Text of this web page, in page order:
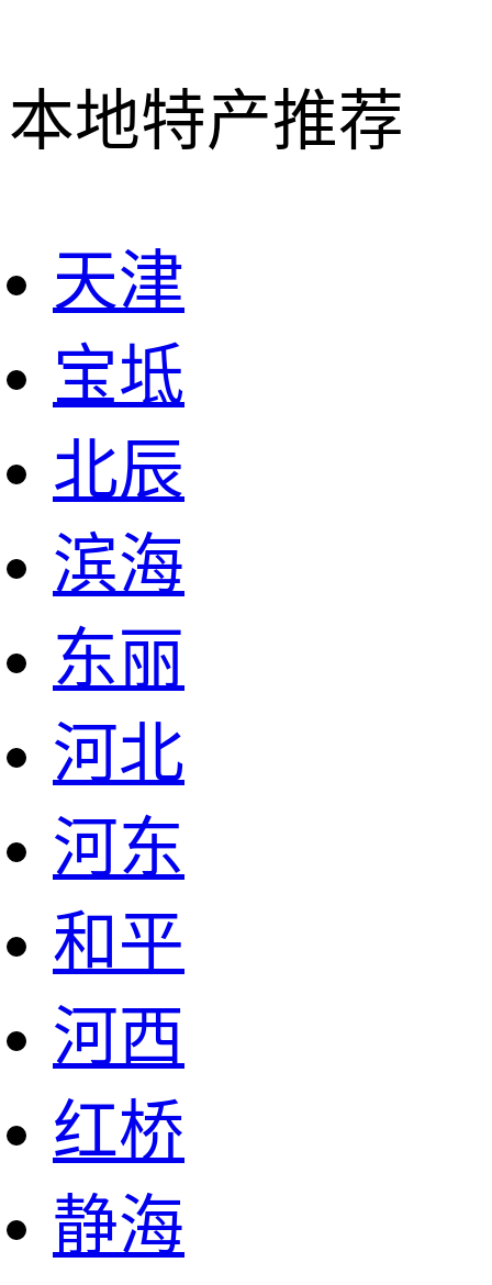
本地特产推荐
天津
宝坻
北辰
滨海
东丽
河北
河东
和平
河西
红桥
静海